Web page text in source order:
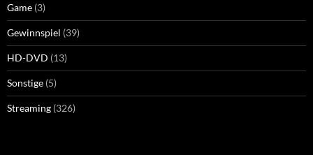
Game (3)
Gewinnspiel (39)
HD-DVD (13)
Sonstige (5)
Streaming (326)